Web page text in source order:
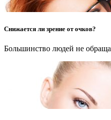
Снижается ли зрение от очков?
Большинство людей не